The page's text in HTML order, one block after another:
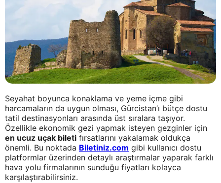
Seyahat boyunca konaklama ve yeme içme gibi
harcamaların da uygun olması, Gürcistan’ı bütçe dostu
tatil destinasyonları arasında üst sıralara taşıyor.
Özellikle ekonomik gezi yapmak isteyen gezginler için
en ucuz uçak bileti fırsatlarını yakalamak oldukça
önemli. Bu noktada Biletiniz.com gibi kullanıcı dostu
platformlar üzerinden detaylı araştırmalar yaparak farklı
hava yolu firmalarının sunduğu fiyatları kolayca
karşılaştırabilirsiniz.